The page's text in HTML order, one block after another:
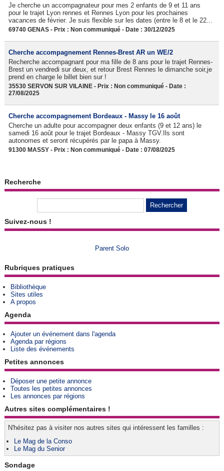
Je cherche un accompagnateur pour mes 2 enfants de 9 et 11 ans
pour le trajet Lyon rennes et Rennes Lyon pour les prochaines
vacances de février. Je suis flexible sur les dates (entre le 8 et le 22...
69740 GENAS - Prix : Non communiqué - Date : 30/12/2025
Cherche accompagnement Rennes-Brest AR un WE/2
Recherche accompagnant pour ma fille de 8 ans pour le trajet Rennes-
Brest un vendredi sur deux, et retour Brest Rennes le dimanche soir,je
prend en charge le billet bien sur !
35530 SERVON SUR VILAINE - Prix : Non communiqué - Date :
27/08/2025
Cherche accompagnement Bordeaux - Massy le 16 août
Cherche un adulte pour accompagner deux enfants (9 et 12 ans) le
samedi 16 août pour le trajet Bordeaux - Massy TGV.Ils sont
autonomes et seront récupérés par le papa à Massy.
91300 MASSY - Prix : Non communiqué - Date : 07/08/2025
Recherche
Suivez-nous !
Parent Solo
Rubriques pratiques
Bibliothèque
Sites utiles
A propos
Agenda
Ajouter un événement dans l'agenda
Agenda par régions
Liste des événements
Petites annonces
Déposer une petite annonce
Toutes les petites annonces
Les annonces par régions
Autres sites complémentaires !
N'hésitez pas à visiter nos autres sites qui intéressent les familles :
Le Mag de la Conso
Le Mag du Senior
Sondage